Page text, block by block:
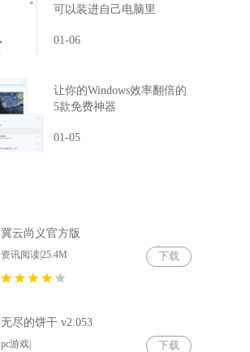
可以装进自己电脑里
01-06
让你的Windows效率翻倍的
5款免费神器
01-05
冀云尚义官方版
资讯阅读|25.4M 下载
无尽的饼干 v2.053
pc游戏| 下载